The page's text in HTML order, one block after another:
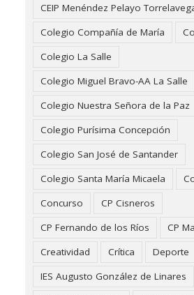
CEIP Menéndez Pelayo
Colegio Compañía de María
Colegio La Salle
Colegio Miguel Bravo-AA La Salle
Colegio Nuestra Señora de la Paz
Colegio Purísima Concepción
Colegio San José de Santander
Colegio Santa María Micaela
Concurso
CP Cisneros
CP Fernando de los Ríos
CP
Creatividad
Crítica Deporte
IES Augusto González de Linares